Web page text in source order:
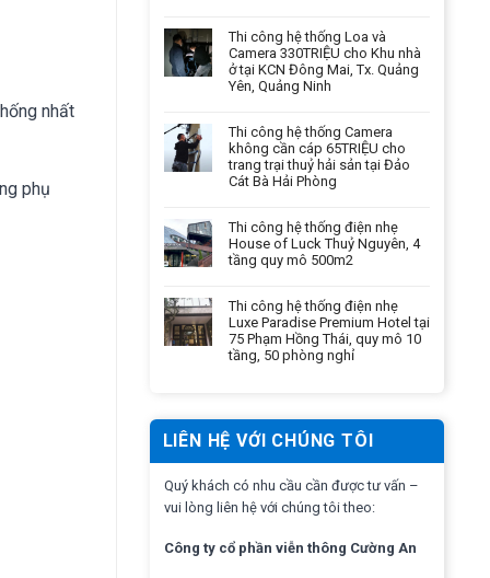
nhất
phụ
Thi công hệ thống Loa và
Camera 330TRIỆU cho Khu nhà
ở tại KCN Đông Mai, Tx. Quảng
Yên, Quảng Ninh
Thi công hệ thống Camera
không cần cáp 65TRIỆU cho
trang trại thuỷ hải sản tại Đảo
Cát Bà Hải Phòng
Thi công hệ thống điện nhẹ
House of Luck Thuỷ Nguyên, 4
tầng quy mô 500m2
Thi công hệ thống điện nhẹ
Luxe Paradise Premium Hotel tại
75 Phạm Hồng Thái, quy mô 10
tầng, 50 phòng nghỉ
LIÊN HỆ VỚI CHÚNG TÔI
Quý khách có nhu cầu cần được tư vấn –
vui lòng liên hệ với chúng tôi theo:
Công ty cổ phần viễn thông Cường An